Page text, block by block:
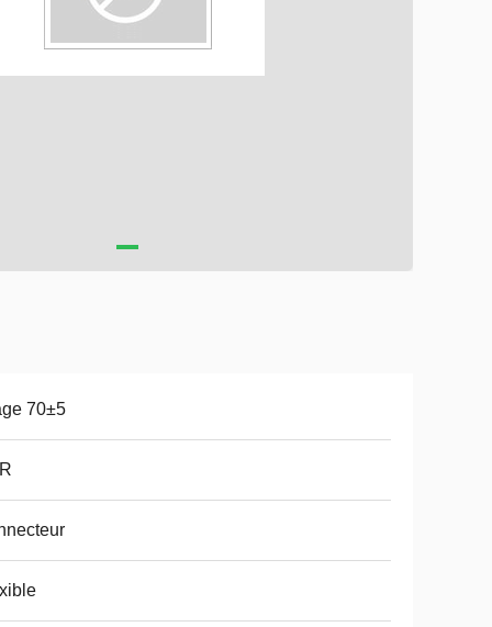
70±5